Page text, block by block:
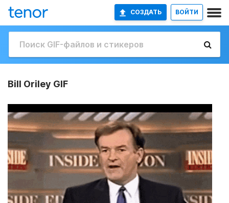
СОЗДАТЬ ВОЙТИ
Bill Oriley GIF